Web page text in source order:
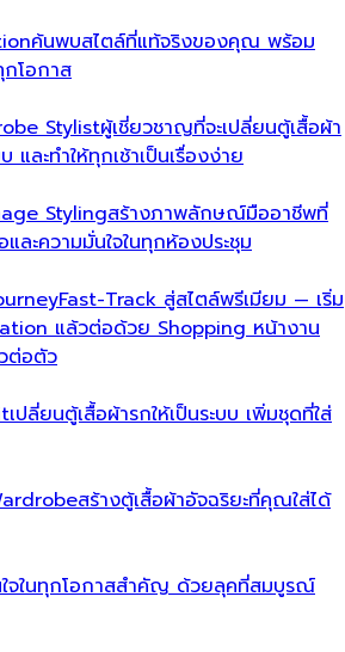
ค้นพบสไตล์ที่แท้จริงของคุณ พร้อม
กโอกาส
Stylistผู้เชี่ยวชาญที่จะเปลี่ยนตู้เสื้อผ้า
และทำให้ทุกเช้าเป็นเรื่องง่าย
Stylingสร้างภาพลักษณ์มืออาชีพที่
ละความมั่นใจในทุกห้องประชุม
Fast-Track สู่สไตล์พรีเมียม — เริ่ม
แล้วต่อด้วย Shopping หน้างาน
ต่อตัว
เปลี่ยนตู้เสื้อผ้ารกให้เป็นระบบ เพิ่มชุดที่ใส่
สร้างตู้เสื้อผ้าอัจฉริยะที่คุณใส่ได้
จในทุกโอกาสสำคัญ ด้วยลุคที่สมบูรณ์